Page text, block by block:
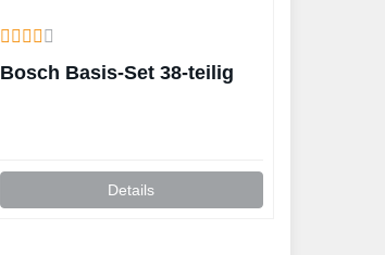
Bosch Basis-Set 38-teilig
Details